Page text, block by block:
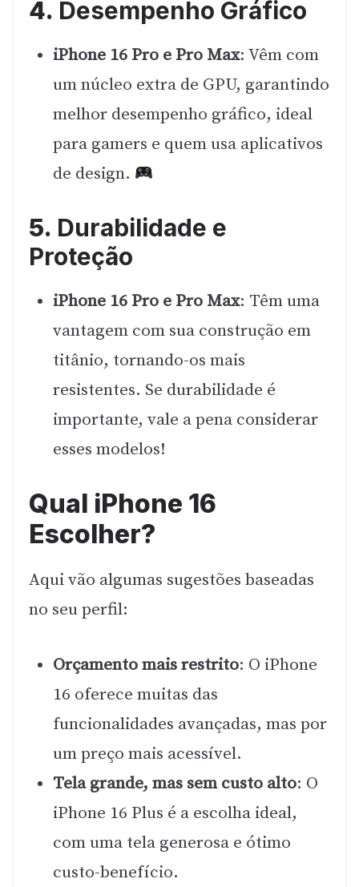
4. Desempenho Gráfico
iPhone 16 Pro e Pro Max: Vêm com
um núcleo extra de GPU, garantindo
melhor desempenho gráfico, ideal
para gamers e quem usa aplicativos
de design.
5. Durabilidade e
Proteção
iPhone 16 Pro e Pro Max: Têm uma
vantagem com sua construção em
titânio, tornando-os mais
resistentes. Se durabilidade é
importante, vale a pena considerar
esses modelos!
Qual iPhone 16
Escolher?
Aqui vão algumas sugestões baseadas
no seu perfil:
Orçamento mais restrito: O iPhone
16 oferece muitas das
funcionalidades avançadas, mas por
um preço mais acessível.
Tela grande, mas sem custo alto: O
iPhone 16 Plus é a escolha ideal,
com uma tela generosa e ótimo
custo-benefício.